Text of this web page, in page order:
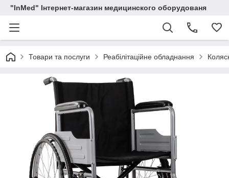
"InMed" Інтернет-магазин медицинского оборудованя
Товари та послуги Реабілітаційне обладнання